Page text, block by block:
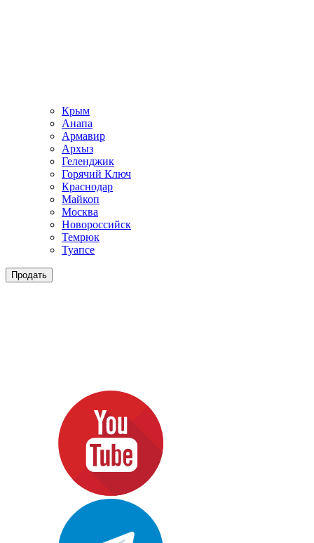
Крым
Анапа
Армавир
Архыз
Геленджик
Горячий Ключ
Краснодар
Майкоп
Москва
Новороссийск
Темрюк
Туапсе
Продать